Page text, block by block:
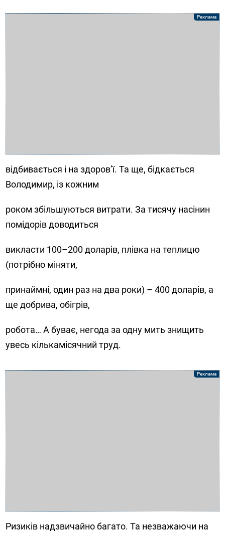
відбивається і на здоров’ї. Та ще, бідкається
Володимир, із кожним
роком збільшуються витрати. За тисячу насінин
помідорів доводиться
викласти 100–200 доларів, плівка на теплицю
(потрібно міняти,
принаймні, один раз на два роки) – 400 доларів, а
ще добрива, обігрів,
робота… А буває, негода за одну мить знищить
увесь кількамісячний труд.
Ризиків надзвичайно багато. Та незважаючи на